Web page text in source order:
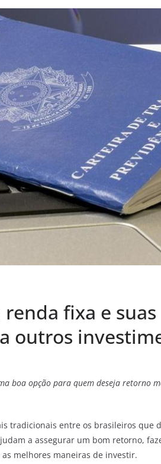
fixa e suas
outros
boa opção para quem deseja retorno
tradicionais entre os brasileiros que
a assegurar um bom retorno,
melhores maneiras de investir.